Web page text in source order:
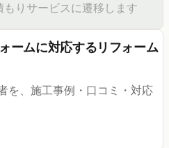
もりサービスに遷移します
ームに対応するリフォーム
を、施工事例・口コミ・対応